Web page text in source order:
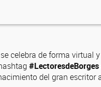
celebra de forma virtual
#LectoresdeBorges
del gran escritor